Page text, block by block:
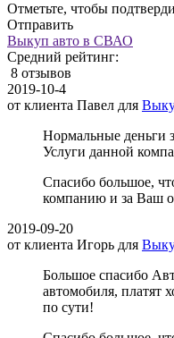
Отметьте, чтобы
Отправить
Выкуп авто в СВАО
Средний рейтинг:
8 отзывов
2019-10-4
от клиента Павел для
Нормальные деньги
Услуги данной
Спасибо большое,
компанию и за Ваш
2019-09-20
от клиента Игорь для
Большое спасибо
автомобиля, платят
по сути!